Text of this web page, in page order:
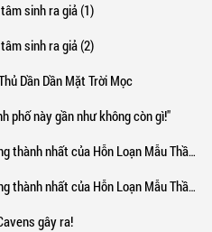
sinh ra giả (1)
sinh ra giả (2)
Dần Dần Mặt Trời Mọc
phố này gần như không còn gì!"
nhất của Hỗn Loạn Mẫu Thần từ xưa đến nay (1)
nhất của Hỗn Loạn Mẫu Thần từ xưa đến nay (2)
gây ra!